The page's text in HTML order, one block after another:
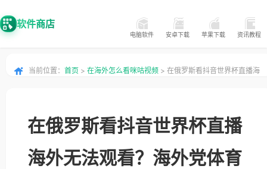
软件商店
电脑软件 安卓下载 苹果下载 资讯教程
当前位置： 首页 > 在海外怎么看咪咕视频 > 在俄罗斯看抖音世界杯直播海
在俄罗斯看抖音世界杯直播
海外无法观看？海外党体育